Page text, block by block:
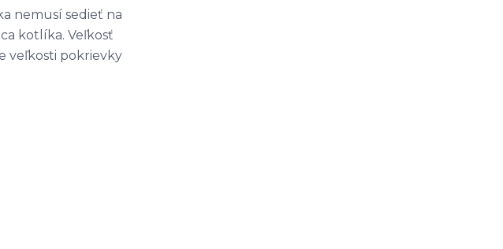
nemusí sedieť na
kotlíka. Veľkosť
veľkosti pokrievky